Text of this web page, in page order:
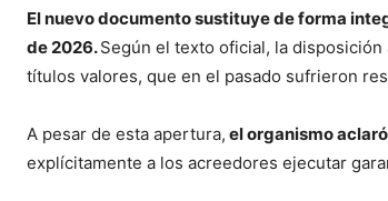
El nuevo documento sustituye de forma
de 2026.Según el texto oficial, la
títulos valores, que en el pasado sufrieron
A pesar de esta apertura, el organismo
explícitamente a los acreedores ejecutar